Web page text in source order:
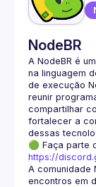
NodeBR
A NodeBR é
na linguagem
de execução
reunir
compartilhar
fortalecer a
🟢 Faça parte
https://
A comunidade
encontros em